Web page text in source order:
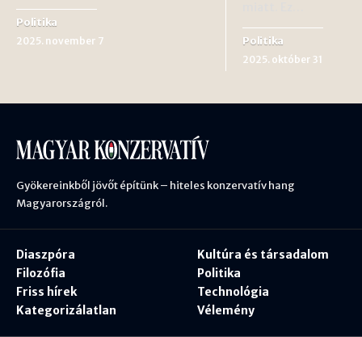
Politika
2025. november 7 Politika
2025. október 31
Gyökereinkből jövőt építünk – hiteles konzervatív hang
Magyarországról.
Diaszpóra
Filozófia
Friss hírek
Kategorizálatlan
Kultúra és társadalom
Politika
Technológia
Vélemény